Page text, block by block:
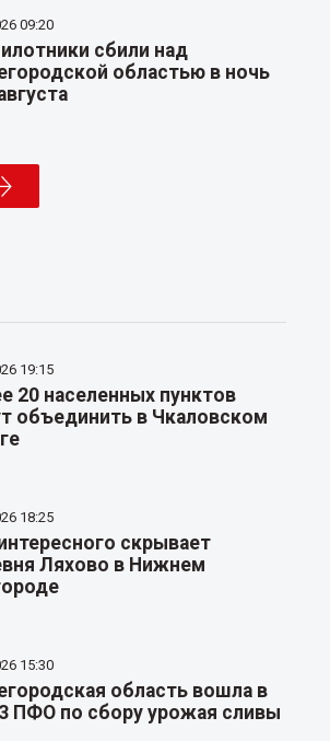
09:20
сбили над
областью в ночь
19:15
20 населенных пунктов
объединить в Чкаловском
18:25
скрывает
Ляхово в Нижнем
15:30
область вошла в
ПФО по сбору урожая сливы